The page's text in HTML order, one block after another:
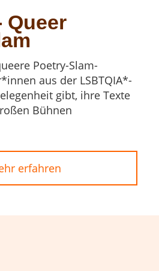
Queer
Poetry-Slam-
aus der LSBTQIA*-
gibt, ihre Texte
Bühnen
erfahren